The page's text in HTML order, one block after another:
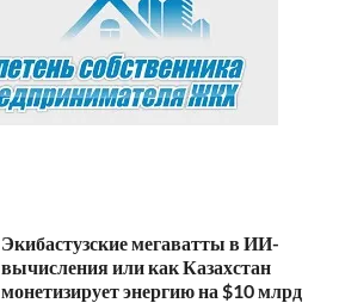
Экибастузские мегаватты в ИИ-
вычисления или как Казахстан
монетизирует энергию на $10 млрд